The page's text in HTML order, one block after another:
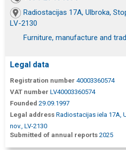
Radiostacijas 17A, Ulbroka,
LV-2130
Furniture, manufacture and
Legal data
Registration number 40003360574
VAT number LV40003360574
Founded 29.09.1997
Legal address Radiostacijas iela 17A,
nov., LV-2130
Submitted of annual reports 2025